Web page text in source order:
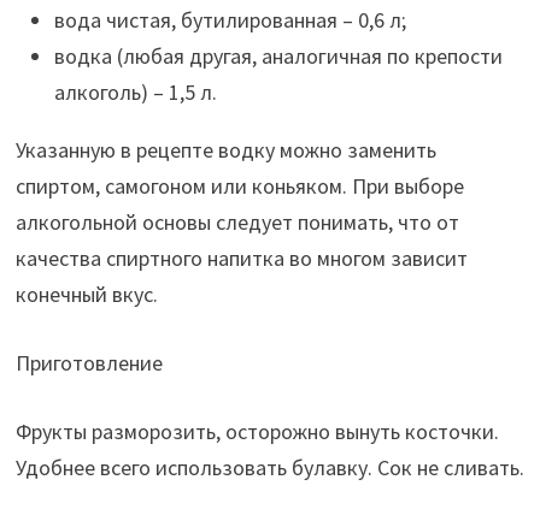
вода чистая, бутилированная – 0,6 л;
водка (любая другая, аналогичная по крепости
алкоголь) – 1,5 л.
Указанную в рецепте водку можно заменить
спиртом, самогоном или коньяком. При выборе
алкогольной основы следует понимать, что от
качества спиртного напитка во многом зависит
конечный вкус.
Приготовление
Фрукты разморозить, осторожно вынуть косточки.
Удобнее всего использовать булавку. Сок не сливать.